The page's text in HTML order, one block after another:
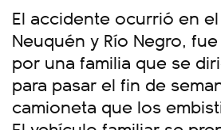
El accidente ocurrió en
Neuquén y Río Negro,
por una familia que se
para pasar el fin de
camioneta que los